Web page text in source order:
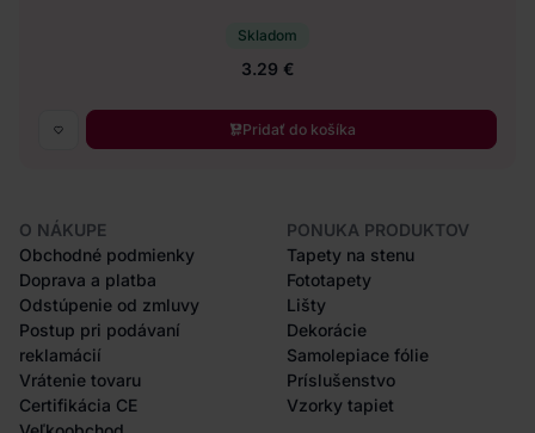
Skladom
3.29 €
Pridať do košíka
O NÁKUPE
Obchodné podmienky
Doprava a platba
Odstúpenie od zmluvy
Postup pri podávaní
reklamácií
Vrátenie tovaru
Certifikácia CE
PONUKA PRODUKTOV
Tapety na stenu
Fototapety
Lišty
Dekorácie
Samolepiace fólie
Príslušenstvo
Vzorky tapiet